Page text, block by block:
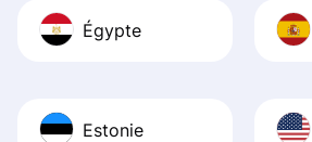
Égypte
Estonie